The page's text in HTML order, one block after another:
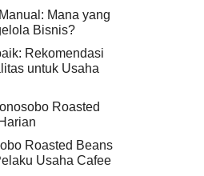
Mana yang
Bisnis?
Rekomendasi
untuk Usaha
Roasted
Roasted Beans
Usaha Cafee